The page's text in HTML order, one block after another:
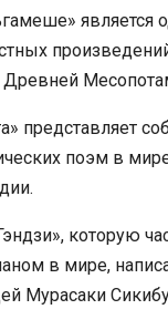
является
Древней
представляет
поэм в
которую
в мире,
Мурасаки